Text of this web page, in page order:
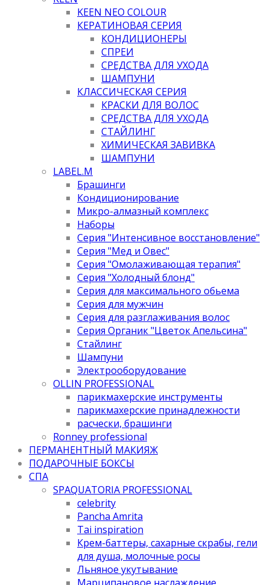
KEEN NEO COLOUR
КЕРАТИНОВАЯ СЕРИЯ
КОНДИЦИОНЕРЫ
СПРЕИ
СРЕДСТВА ДЛЯ УХОДА
ШАМПУНИ
КЛАССИЧЕСКАЯ СЕРИЯ
КРАСКИ ДЛЯ ВОЛОС
СРЕДСТВА ДЛЯ УХОДА
СТАЙЛИНГ
ХИМИЧЕСКАЯ ЗАВИВКА
ШАМПУНИ
LABEL.M
Брашинги
Кондиционирование
Микро-алмазный комплекс
Наборы
Серия "Интенсивное восстановление"
Серия "Мед и Овес"
Серия "Омолаживающая терапия"
Серия "Холодный блонд"
Серия для максимального обьема
Серия для мужчин
Серия для разглаживания волос
Серия Органик "Цветок Апельсина"
Стайлинг
Шампуни
Электрооборудование
OLLIN PROFESSIONAL
парикмахерские инструменты
парикмахерские принадлежности
расчески, брашинги
Ronney professional
ПЕРМАНЕНТНЫЙ МАКИЯЖ
ПОДАРОЧНЫЕ БОКСЫ
СПА
SPAQUATORIA PROFESSIONAL
celebrity
Pancha Amrita
Tai inspiration
Крем-баттеры, сахарные скрабы, гели
для душа, молочные росы
Льняное укутывание